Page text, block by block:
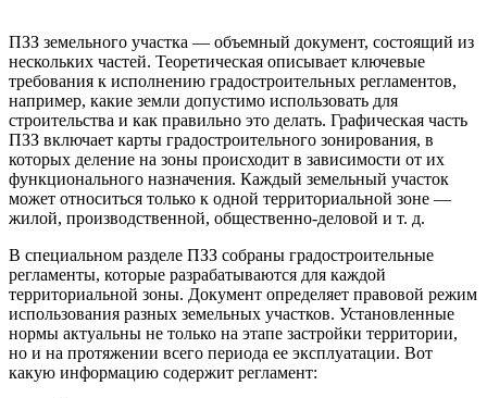
ПЗЗ земельного участка — объемный документ, состоящий из
нескольких частей. Теоретическая описывает ключевые
требования к исполнению градостроительных регламентов,
например, какие земли допустимо использовать для
строительства и как правильно это делать. Графическая часть
ПЗЗ включает карты градостроительного зонирования, в
которых деление на зоны происходит в зависимости от их
функционального назначения. Каждый земельный участок
может относиться только к одной территориальной зоне —
жилой, производственной, общественно-деловой и т. д.
В специальном разделе ПЗЗ собраны градостроительные
регламенты, которые разрабатываются для каждой
территориальной зоны. Документ определяет правовой режим
использования разных земельных участков. Установленные
нормы актуальны не только на этапе застройки территории,
но и на протяжении всего периода ее эксплуатации. Вот
какую информацию содержит регламент: